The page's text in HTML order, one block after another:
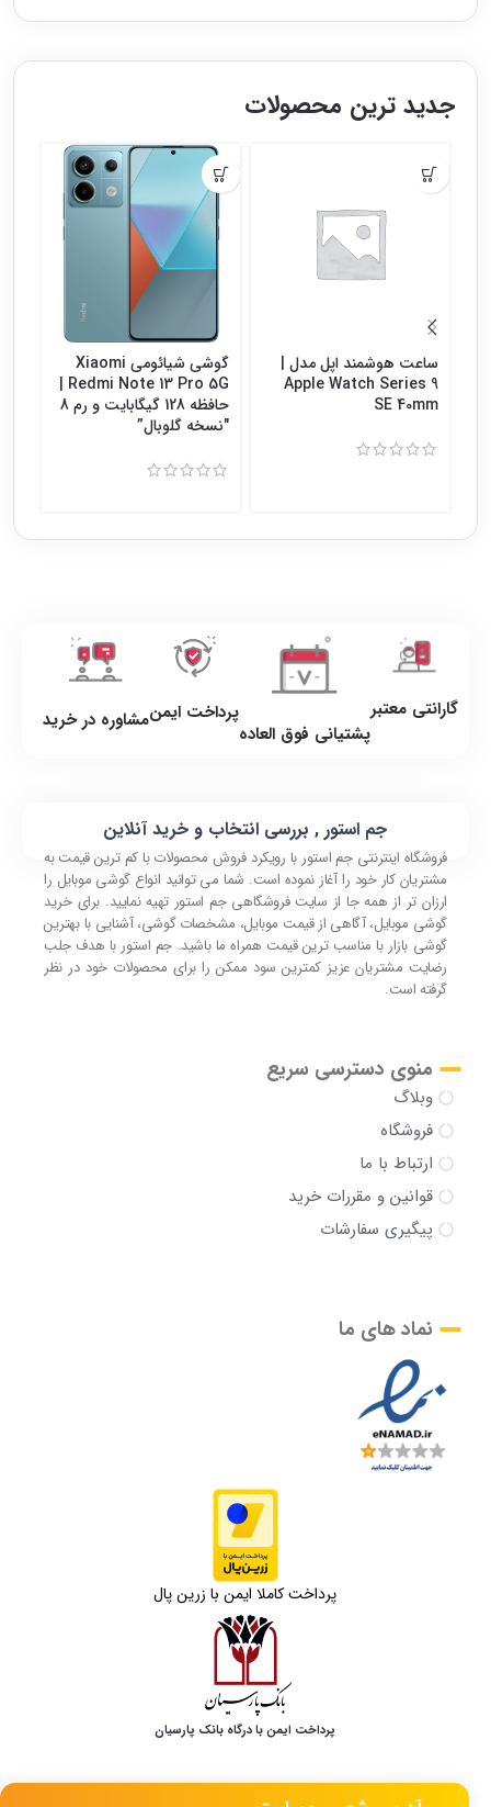
جدید ترین محصولات
ساعت هوشمند اپل مدل |
Apple Watch Series 9
SE 40mm
گوشی شیائومی Xiaomi
Redmi Note 13 Pro 5G |
حافظه 128 گیگابایت و رم 8
″نسخه گلوبال”
گارانتی معتبر
پشتیانی فوق العاده
پرداخت ایمنمشاوره در خرید
جم استور , بررسی انتخاب و خرید آنلاین
فروشگاه اینترنتی جم استور با رویکرد فروش محصولات با کم ترین قیمت به
مشتریان کار خود را آغاز نموده است. شما می توانید انواع گوشی موبایل را
ارزان تر از همه جا از سایت فروشگاهی جم استور تهیه نمایید. برای خرید
گوشی موبایل، آگاهی از قیمت موبایل، مشخصات گوشی، آشنایی با بهترین
گوشی بازار با مناسب ترین قیمت همراه ما باشید. جم استور با هدف جلب
رضایت مشتریان عزیز کمترین سود ممکن را برای محصولات خود در نظر
گرفته است.
منوی دسترسی سریع
وبلاگ
فروشگاه
ارتباط با ما
قوانین و مقررات خرید
پیگیری سفارشات
نماد های ما
پرداخت کاملا ایمن با زرین پال
پرداخت ایمن با درگاه بانک پارسیان